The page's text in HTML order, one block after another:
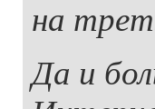
на
Да и